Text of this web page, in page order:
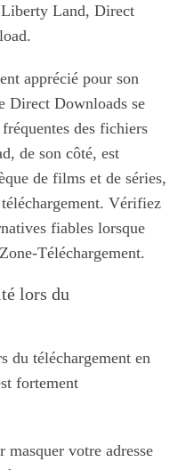
Land, Direct
apprécié pour son
Direct Downloads se
des fichiers
de son côté, est
de films et de séries,
Vérifiez
fiables lorsque
Téléchargement.
lors du
du téléchargement en
fortement
votre adresse